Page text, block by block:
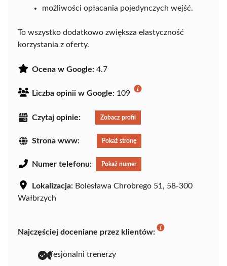
możliwości opłacania pojedynczych wejść.
To wszystko dodatkowo zwiększa elastyczność
korzystania z oferty.
Ocena w Google: 4.7
Liczba opinii w Google: 109
Czytaj opinie: Zobacz profil
Strona www: Pokaż stronę
Numer telefonu: Pokaż numer
Lokalizacja: Bolesława Chrobrego 51, 58-300
Wałbrzych
Najczęściej doceniane przez klientów:
profesjonalni trenerzy